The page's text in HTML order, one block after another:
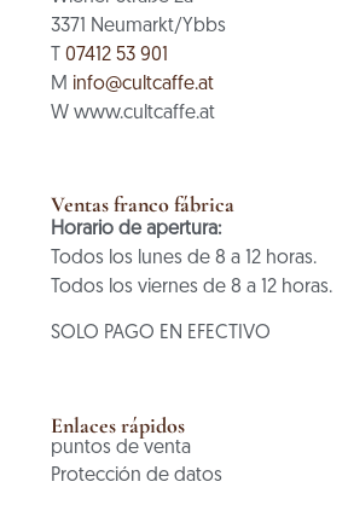
3371 Neumarkt/Ybbs
T07412 53 901
M info@cultcaffe.at
W www.cultcaffe.at
Ventas franco fábrica
Horario de apertura:
Todos los lunes de 8 a 12 horas.
Todos los viernes de 8 a 12 horas.
SOLO PAGO EN EFECTIVO
Enlaces rápidos
puntos de venta
Protección de datos